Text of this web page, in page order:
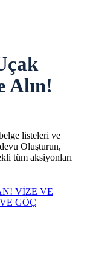
Alın!
listeleri ve
Oluşturun,
tüm aksiyonları
VIZE VE
GÖÇ